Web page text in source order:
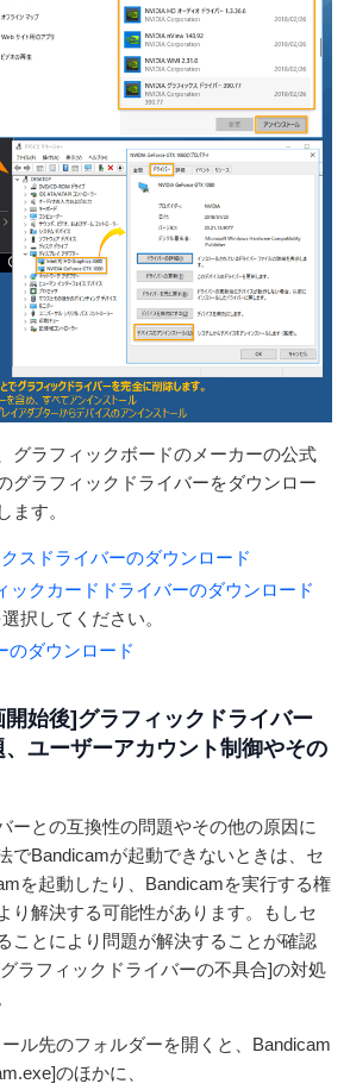
グラフィックボードのメーカーの公式
グラフィックドライバーをダウンロー
ます。
スドライバーのダウンロード
ックカードドライバーのダウンロード
択してください。
のダウンロード
始後]グラフィックドライバー
、ユーザーアカウント制御やその
ーとの互換性の問題やその他の原因に
でBandicamが起動できないときは、セ
を起動したり、Bandicamを実行する権
り解決する可能性があります。もしセ
ことにより問題が解決することが確認
ラフィックドライバーの不具合]の対処
ル先のフォルダーを開くと、Bandicam
のほかに、